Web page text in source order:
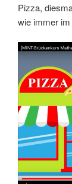
Pizza,
wie immer im